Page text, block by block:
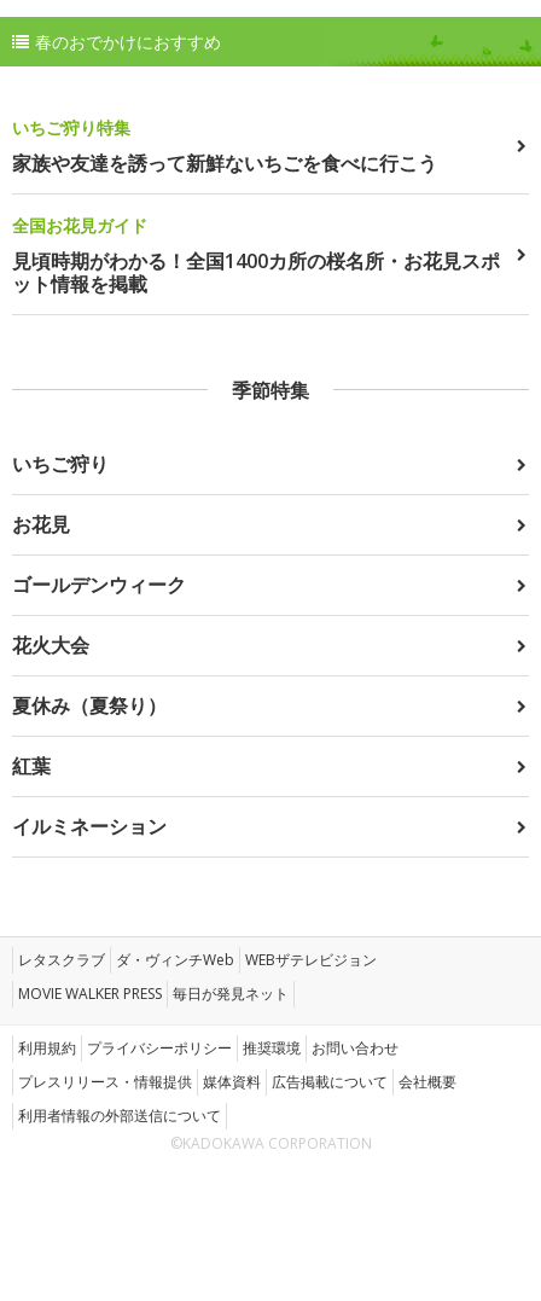
春のおでかけにおすすめ
いちご狩り特集
家族や友達を誘って新鮮ないちごを食べに行こう
全国お花見ガイド
見頃時期がわかる！全国1400カ所の桜名所・お花見スポ
ット情報を掲載
季節特集
いちご狩り
お花見
ゴールデンウィーク
花火大会
夏休み（夏祭り）
紅葉
イルミネーション
レタスクラブ ダ・ヴィンチWeb WEBザテレビジョン
MOVIE WALKER PRESS 毎日が発見ネット
利用規約 プライバシーポリシー 推奨環境 お問い合わせ
プレスリリース・情報提供 媒体資料 広告掲載について 会社概要
利用者情報の外部送信について
©KADOKAWA CORPORATION